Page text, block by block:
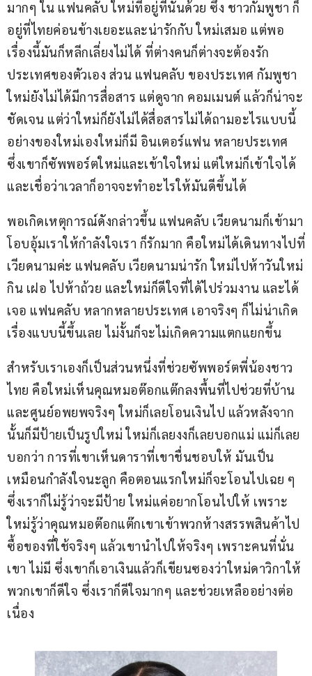
มากๆ ใน แฟนคลับ ใหม่ที่อยู่ที่นั่นด้วย ซึ่ง ชาวกัมพูชา ก็
อยู่ที่ไทยค่อนข้างเยอะและน่ารักกับ ใหม่เสมอ แต่พอ
เรื่องนี้มันก็หลีกเลี่ยงไม่ได้ ที่ต่างคนก็ต่างจะต้องรัก
ประเทศของตัวเอง ส่วน แฟนคลับ ของประเทศ กัมพูชา
ใหม่ยังไม่ได้มีการสื่อสาร แต่ดูจาก คอมเมนต์ แล้วก็น่าจะ
ชัดเจน แต่ว่าใหม่ก็ยังไม่ได้สื่อสารไม่ได้ถามอะไรแบบนี้
อย่างของใหม่เองใหม่ก็มี อินเตอร์แฟน หลายประเทศ
ซึ่งเขาก็ซัพพอร์ตใหม่และเข้าใจใหม่ แต่ใหม่ก็เข้าใจได้
และเชื่อว่าเวลาก็อาจจะทำอะไรให้มันดีขึ้นได้
พอเกิดเหตุการณ์ดังกล่าวขึ้น แฟนคลับ เวียดนามก็เข้ามา
โอบอุ้มเราให้กำลังใจเรา ก็รักมาก คือใหม่ได้เดินทางไปที่
เวียดนามค่ะ แฟนคลับ เวียดนามน่ารัก ใหม่ไปห้าวันใหม่
กิน เฝอ ไปห้าถ้วย และใหม่ก็ดีใจที่ได้ไปร่วมงาน และได้
เจอ แฟนคลับ หลากหลายประเทศ เอาจริงๆ ก็ไม่น่าเกิด
เรื่องแบบนี้ขึ้นเลย ไม่งั้นก็จะไม่เกิดความแตกแยกขึ้น
สำหรับเราเองก็เป็นส่วนหนึ่งที่ช่วยซัพพอร์ตพี่น้องชาว
ไทย คือใหม่เห็นคุณหมอต๊อกแต๊กลงพื้นที่ไปช่วยที่บ้าน
และศูนย์อพยพจริงๆ ใหม่ก็เลยโอนเงินไป แล้วหลังจาก
นั้นก็มีป้ายเป็นรูปใหม่ ใหม่ก็เลยงงก็เลยบอกแม่ แม่ก็เลย
บอกว่า การที่เขาเห็นดาราที่เขาชื่นชอบให้ มันเป็น
เหมือนกำลังใจนะลูก คือตอนแรกใหม่ก็จะโอนไปเฉย ๆ
ซึ่งเราก็ไม่รู้ว่าจะมีป้าย ใหม่แค่อยากโอนไปให้ เพราะ
ใหม่รู้ว่าคุณหมอต๊อกแต๊กเขาเข้าพวกห้างสรรพสินค้าไป
ซื้อของที่ใช้จริงๆ แล้วเขานำไปให้จริงๆ เพราะคนที่นั่น
เขา ไม่มี ซึ่งเขาก็เอาเงินแล้วก็เขียนซองว่าใหม่ดาวิกาให้
พวกเขาก็ดีใจ ซึ่งเราก็ดีใจมากๆ และช่วยเหลืออย่างต่อ
เนื่อง